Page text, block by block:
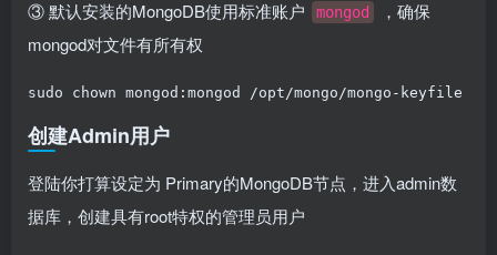
③ 默认安装的MongoDB使用标准账户 mongod
，确保
mongod对文件有所有权
sudo chown mongod:mongod /opt/mongo/mongo-keyfile
创建Admin用户
登陆你打算设定为 Primary的MongoDB节点，进入admin数
据库，创建具有root特权的管理员用户